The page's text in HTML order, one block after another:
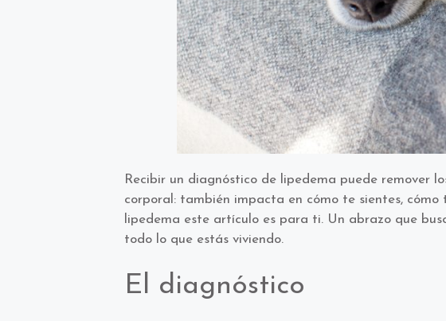
Recibir un diagnóstico de lipedema puede
corporal: también impacta en cómo te sientes,
lipedema este artículo es para ti. Un abrazo que
todo lo que estás viviendo.
El diagnóstico